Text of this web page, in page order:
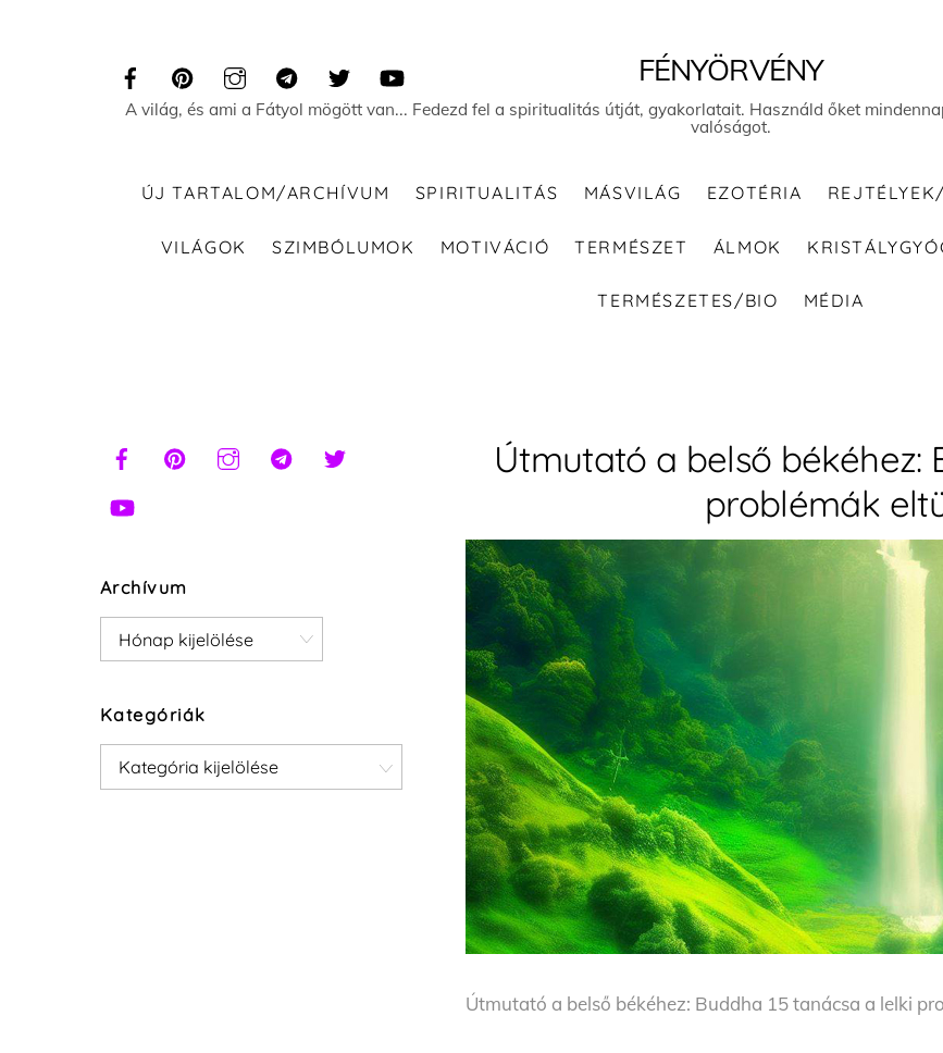
FÉNYÖRVÉNY
A világ, és ami a Fátyol mögött van... Fedezd fel a spiritualitás útját, gyakorlatait. Használd őket
valóságot.
ÚJ TARTALOM/ARCHÍVUM SPIRITUALITÁS MÁSVILÁG EZOTÉRIA
VILÁGOK SZIMBÓLUMOK MOTIVÁCIÓ TERMÉSZET ÁLMOK
TERMÉSZETES/BIO MÉDIA
Útmutató a belső békéhez:
problémák
Útmutató a belső békéhez: Buddha 15 tanácsa a lelki
Archívum
Archívum
Kategóriák
Kategóriák